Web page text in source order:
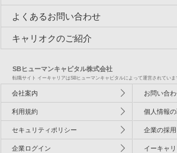
よくあるお問い合わせ
キャリオクのご紹介
SBヒューマンキャピタル株式会社
転職サイト イーキャリアはSBヒューマンキャピタルによって運営されていま
会社案内 お問い合
利用規約 個人情報
セキュリティポリシー 企業の採
企業ログイン イーキャ